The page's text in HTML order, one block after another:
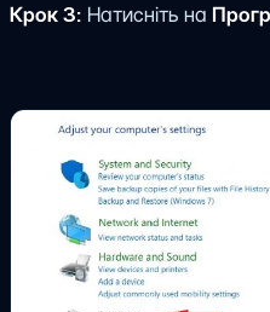
Крок 3: Натисніть на